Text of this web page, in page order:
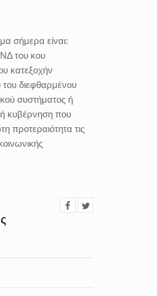
σήμερα είναι:
ΝΔ του κου
κατεξοχήν
διεφθαρμένου
συστήματος ή
κυβέρνηση που
προτεραιότητα τις